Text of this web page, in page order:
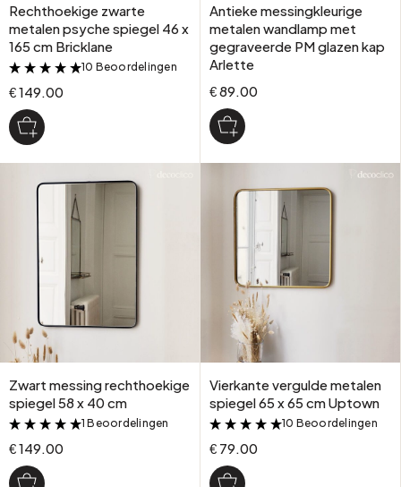
Rechthoekige zwarte
metalen psyche spiegel 46 x
165 cm Bricklane
&
10 Beoordelingen
€ 149.00
Antieke messingkleurige
metalen wandlamp met
gegraveerde PM glazen kap
Arlette
€ 89.00
Zwart messing rechthoekige
spiegel 58 x 40 cm
&
1 Beoordelingen
€ 149.00
Vierkante vergulde metalen
spiegel 65 x 65 cm Uptown
&
10 Beoordelingen
€ 79.00